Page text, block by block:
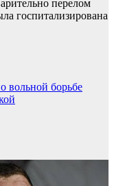
перелом
госпитализирована
вольной борьбе